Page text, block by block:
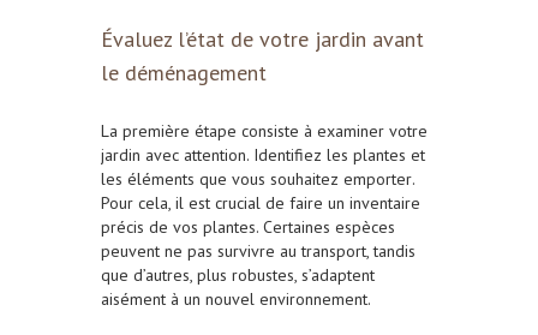
Évaluez l’état de votre jardin avant
le déménagement
La première étape consiste à examiner votre
jardin avec attention. Identifiez les plantes et
les éléments que vous souhaitez emporter.
Pour cela, il est crucial de faire un inventaire
précis de vos plantes. Certaines espèces
peuvent ne pas survivre au transport, tandis
que d’autres, plus robustes, s’adaptent
aisément à un nouvel environnement.